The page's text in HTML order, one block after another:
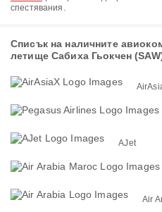
спестявания.
Списък на наличните
летище Сабиха Гьокчен
AJet
Air